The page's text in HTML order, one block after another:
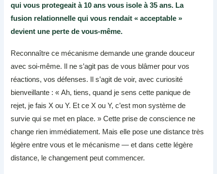
qui vous protegeait à 10 ans vous isole à 35 ans. La
fusion relationnelle qui vous rendait « acceptable »
devient une perte de vous-même.
Reconnaître ce mécanisme demande une grande douceur
avec soi-même. Il ne s’agit pas de vous blâmer pour vos
réactions, vos défenses. Il s’agit de voir, avec curiosité
bienveillante : « Ah, tiens, quand je sens cette panique de
rejet, je fais X ou Y. Et ce X ou Y, c’est mon système de
survie qui se met en place. » Cette prise de conscience ne
change rien immédiatement. Mais elle pose une distance très
légère entre vous et le mécanisme — et dans cette légère
distance, le changement peut commencer.